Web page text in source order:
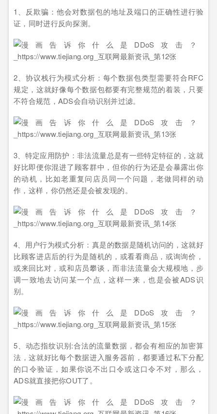
1、反欺骗：他会对数据包的地址及端口的正确性进行验
证，同时进行反向探测。
2、协议栈行为模式分析：每个数据包类型需要符合RFC
规定，这就好像每个数据包都要有完整规范的着装，只要
不符合规范，ADS会自动识别并过滤。
3、特定应用防护：非法流量总是有一些特定特征的，这就
好比即便你混进了顾客群中，但你的行为还是会暴露出你
的动机，比如老重复问店员同一个问题，老做同样的动
作，这样，你仍然还是会被发现的。
4、用户行为模式分析：真是的数据是随机访问的，这就好
比顾客进店后的行为是随机的，或看看商品，或询询价，
或来回比对，或和店员攀谈，而非法流量会大规模地，步
调一致地去访问某一个点，这样一来，也是会被ADS识
别。
5、动态指纹识别:合法的流量数据，都会有相应的加密算
法，这就好比每个数据进入服务器前，都要通过私下分配
的口令验证，如果你说不出口令或这口令不对，那么，
ADS就直接把你OUT了。